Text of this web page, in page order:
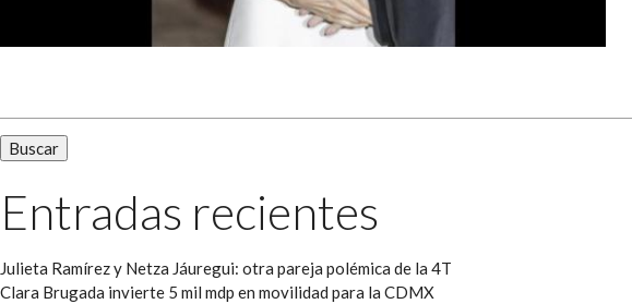
Entradas recientes
Julieta Ramírez y Netza Jáuregui: otra pareja polémica de la 4T
Clara Brugada invierte 5 mil mdp en movilidad para la CDMX